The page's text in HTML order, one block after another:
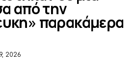
από την
παρακάμερα
2026